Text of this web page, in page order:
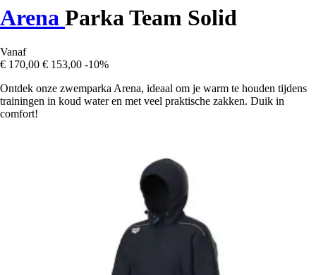
Arena Parka Team Solid
Vanaf
€ 170,00 € 153,00 -10%
Ontdek onze zwemparka Arena, ideaal om je warm te houden tijdens
trainingen in koud water en met veel praktische zakken. Duik in
comfort!